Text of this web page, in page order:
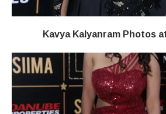
Kavya Kalyanram Photos